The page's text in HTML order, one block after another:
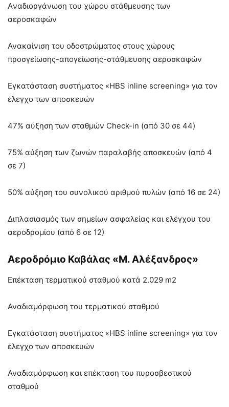
Aναδιοργάνωση του χώρου στάθμευσης των
αεροσκαφών
Ανακαίνιση του οδοστρώματος στους χώρους
προσγείωσης-απογείωσης-στάθμευσης αεροσκαφών
Εγκατάσταση συστήματος «HBS inline screening» για τον
έλεγχο των αποσκευών
47% αύξηση των σταθμών Check-in (από 30 σε 44)
75% αύξηση των ζωνών παραλαβής αποσκευών (από 4
σε 7)
50% αύξηση του συνολικού αριθμού πυλών (από 16 σε 24)
Διπλασιασμός των σημείων ασφαλείας και ελέγχου του
αεροδρομίου (από 6 σε 12)
Αεροδρόμιο Καβάλας «Μ. Αλέξανδρος»
Επέκταση τερματικού σταθμού κατά 2.029 m2
Αναδιαμόρφωση του τερματικού σταθμού
Εγκατάσταση συστήματος «HBS inline screening» για τον
έλεγχο των αποσκευών
Αναδιαμόρφωση και επέκταση του πυροσβεστικού
σταθμού